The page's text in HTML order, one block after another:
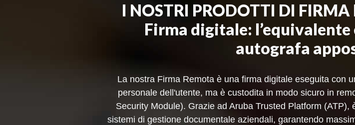
I NOSTRI PRODOTTI DI
Firma digitale:
autografa
La nostra Firma Remota è una firma digitale eseguita con
personale dell'utente, ma è custodita in modo sicuro in
Security Module). Grazie ad Aruba Trusted Platform
sistemi di gestione documentale aziendali, garantendo